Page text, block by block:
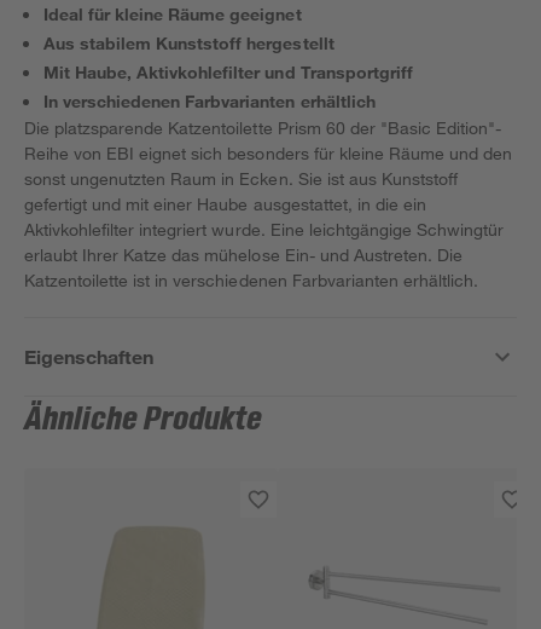
Ideal für kleine Räume geeignet
Aus stabilem Kunststoff hergestellt
Mit Haube, Aktivkohlefilter und Transportgriff
In verschiedenen Farbvarianten erhältlich
Die platzsparende Katzentoilette Prism 60 der "Basic Edition"-
Reihe von EBI eignet sich besonders für kleine Räume und den
sonst ungenutzten Raum in Ecken. Sie ist aus Kunststoff
gefertigt und mit einer Haube ausgestattet, in die ein
Aktivkohlefilter integriert wurde. Eine leichtgängige Schwingtür
erlaubt Ihrer Katze das mühelose Ein- und Austreten. Die
Katzentoilette ist in verschiedenen Farbvarianten erhältlich.
Eigenschaften
Ähnliche Produkte